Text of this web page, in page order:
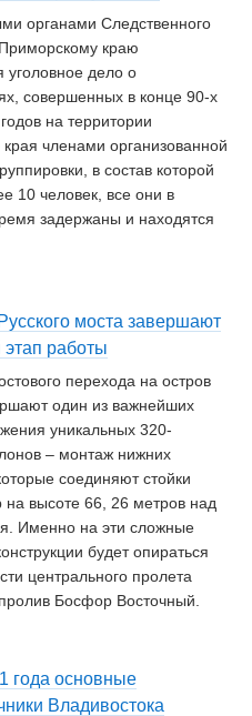
органами Следственного
краю
уголовное дело о
совершенных в конце 90-х
на территории
членами организованной
в состав которой
10 человек, все они в
задержаны и находятся
моста завершают
работы
перехода на остров
один из важнейших
уникальных 320-
– монтаж нижних
соединяют стойки
на высоте 66, 26 метров над
Именно на эти сложные
будет опираться
центрального пролета
Босфор Восточный.
года основные
Владивостока